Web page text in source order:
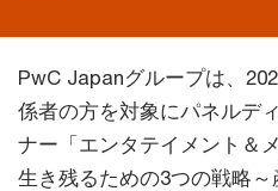
PwC Japanグループは、
係者の方を対象にパネルデ
ナー「エンタテイメント＆
生き残るための3つの戦略